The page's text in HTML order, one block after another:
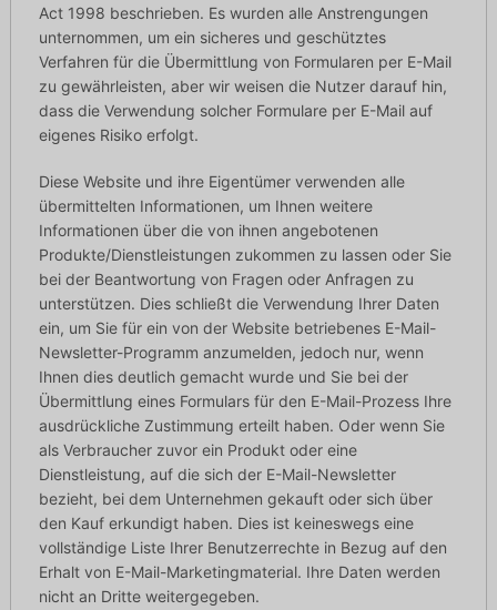
Act 1998 beschrieben. Es wurden alle Anstrengungen
unternommen, um ein sicheres und geschütztes
Verfahren für die Übermittlung von Formularen per E-Mail
zu gewährleisten, aber wir weisen die Nutzer darauf hin,
dass die Verwendung solcher Formulare per E-Mail auf
eigenes Risiko erfolgt.
Diese Website und ihre Eigentümer verwenden alle
übermittelten Informationen, um Ihnen weitere
Informationen über die von ihnen angebotenen
Produkte/Dienstleistungen zukommen zu lassen oder Sie
bei der Beantwortung von Fragen oder Anfragen zu
unterstützen. Dies schließt die Verwendung Ihrer Daten
ein, um Sie für ein von der Website betriebenes E-Mail-
Newsletter-Programm anzumelden, jedoch nur, wenn
Ihnen dies deutlich gemacht wurde und Sie bei der
Übermittlung eines Formulars für den E-Mail-Prozess Ihre
ausdrückliche Zustimmung erteilt haben. Oder wenn Sie
als Verbraucher zuvor ein Produkt oder eine
Dienstleistung, auf die sich der E-Mail-Newsletter
bezieht, bei dem Unternehmen gekauft oder sich über
den Kauf erkundigt haben. Dies ist keineswegs eine
vollständige Liste Ihrer Benutzerrechte in Bezug auf den
Erhalt von E-Mail-Marketingmaterial. Ihre Daten werden
nicht an Dritte weitergegeben.